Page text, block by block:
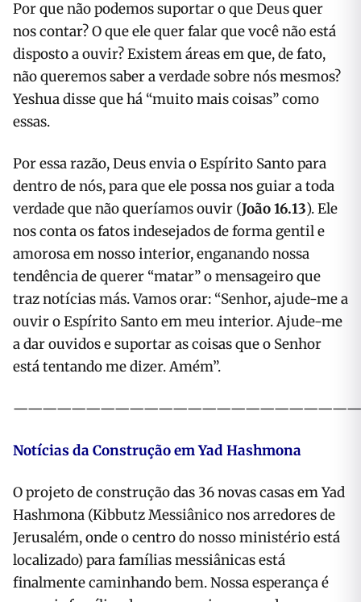
Por que não podemos suportar o que Deus quer
nos contar? O que ele quer falar que você não está
disposto a ouvir? Existem áreas em que, de fato,
não queremos saber a verdade sobre nós mesmos?
Yeshua disse que há “muito mais coisas” como
essas.
Por essa razão, Deus envia o Espírito Santo para
dentro de nós, para que ele possa nos guiar a toda
verdade que não queríamos ouvir (João 16.13). Ele
nos conta os fatos indesejados de forma gentil e
amorosa em nosso interior, enganando nossa
tendência de querer “matar” o mensageiro que
traz notícias más. Vamos orar: “Senhor, ajude-me a
ouvir o Espírito Santo em meu interior. Ajude-me
a dar ouvidos e suportar as coisas que o Senhor
está tentando me dizer. Amém”.
————————————————————————
Notícias da Construção em Yad Hashmona
O projeto de construção das 36 novas casas em Yad
Hashmona (Kibbutz Messiânico nos arredores de
Jerusalém, onde o centro do nosso ministério está
localizado) para famílias messiânicas está
finalmente caminhando bem. Nossa esperança é